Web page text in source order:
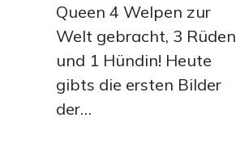
Queen 4 Welpen zur
Welt gebracht, 3 Rüden
und 1 Hündin! Heute
gibts die ersten Bilder
der…